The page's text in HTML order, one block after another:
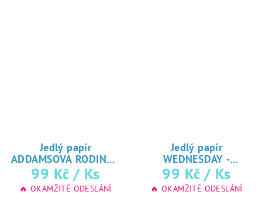
Jedlý papír
ADDAMSOVA RODINA -
Wednesday♥ tisk
na jedlý papír
99 Kč / Ks
🔥 OKAMŽITÉ ODESLÁNÍ
Jedlý papír
WEDNESDAY -
ADDAMSOVA RODINA
♥ tisk na jedlý
papír
99 Kč / Ks
🔥 OKAMŽITÉ ODESLÁNÍ